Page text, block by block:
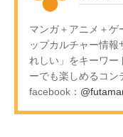
マンガ＋アニメ＋ゲ
ップカルチャー情報
れしい」をキーワー
ーでも楽しめるコン
facebook：